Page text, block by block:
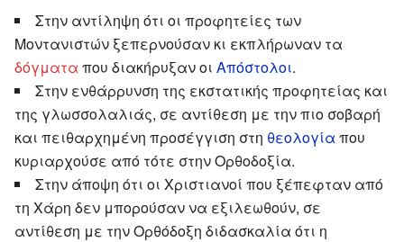
Στην αντίληψη ότι οι προφητείες των
Μοντανιστών ξεπερνούσαν κι εκπλήρωναν τα
δόγματα που διακήρυξαν οι Απόστολοι.
Στην ενθάρρυνση της εκστατικής προφητείας και
της γλωσσολαλιάς, σε αντίθεση με την πιο σοβαρή
και πειθαρχημένη προσέγγιση στη θεολογία που
κυριαρχούσε από τότε στην Ορθοδοξία.
Στην άποψη ότι οι Χριστιανοί που ξέπεφταν από
τη Χάρη δεν μπορούσαν να εξιλεωθούν, σε
αντίθεση με την Ορθόδοξη διδασκαλία ότι η